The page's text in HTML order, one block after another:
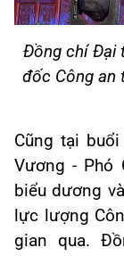
Đồng chí Đại
đốc Công an
Cũng tại
Vương - Phó
biểu dương
lực lượng
gian qua.